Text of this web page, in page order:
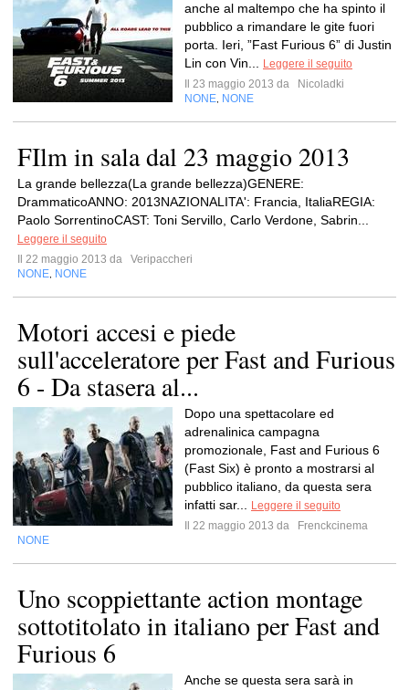
anche al maltempo che ha spinto il
pubblico a rimandare le gite fuori
porta. Ieri, ”Fast Furious 6” di Justin
Lin con Vin...
Leggere il seguito
Il 23 maggio 2013 da
Nicoladki
NONE NONE
FIlm in sala dal 23 maggio 2013
La grande bellezza(La grande bellezza)GENERE:
DrammaticoANNO: 2013NAZIONALITA': Francia, ItaliaREGIA:
Paolo SorrentinoCAST: Toni Servillo, Carlo Verdone, Sabrin...
Leggere il seguito
Il 22 maggio 2013 da
Veripaccheri
NONE NONE
Motori accesi e piede
sull'acceleratore per Fast and Furious
6 - Da stasera al...
Dopo una spettacolare ed
adrenalinica campagna
promozionale, Fast and Furious 6
(Fast Six) è pronto a mostrarsi al
pubblico italiano, da questa sera
infatti sar...
Leggere il seguito
Il 22 maggio 2013 da
Frenckcinema
NONE
Uno scoppiettante action montage
sottotitolato in italiano per Fast and
Furious 6
Anche se questa sera sarà in